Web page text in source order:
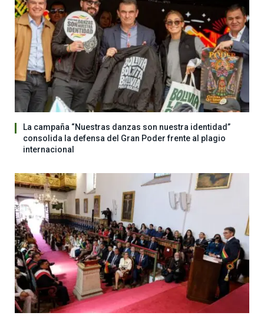
La campaña “Nuestras danzas son nuestra identidad”
consolida la defensa del Gran Poder frente al plagio
internacional